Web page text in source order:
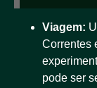
Viagem:
Correntes
pode ser